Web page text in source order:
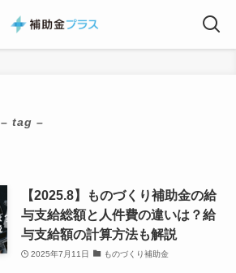
– tag –
【2025.8】ものづくり補助金の給
与支給総額と人件費の違いは？給
与支給額の計算方法も解説
2025年7月11日 ものづくり補助金